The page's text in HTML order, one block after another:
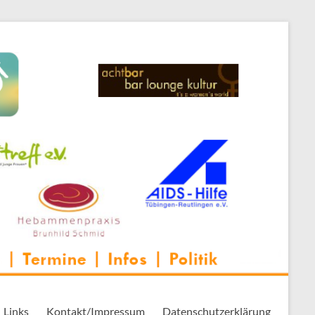
Links Kontakt/Impressum Datenschutzerklärung